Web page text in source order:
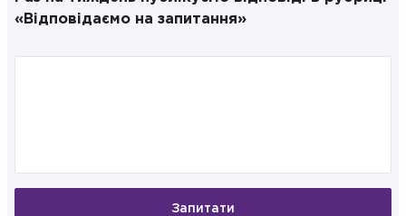
«Відповідаємо на запитання»
Запитати